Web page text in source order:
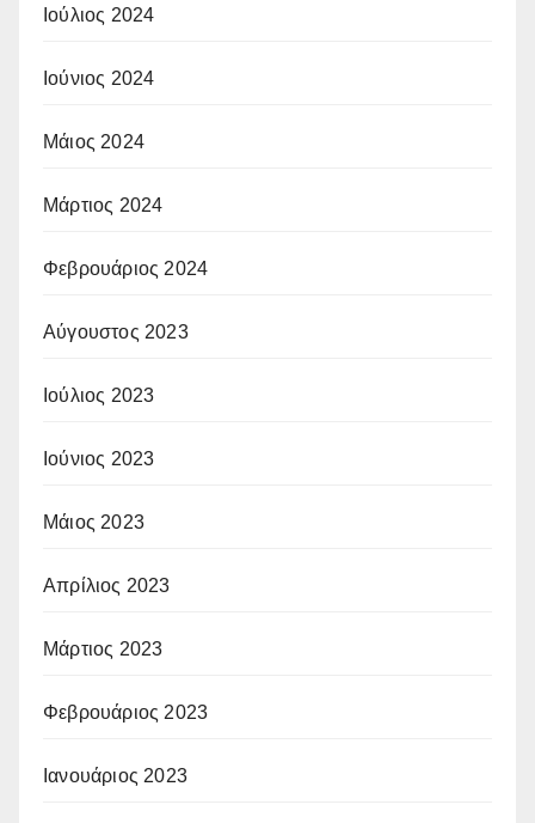
Ιούλιος 2024
Ιούνιος 2024
Μάιος 2024
Μάρτιος 2024
Φεβρουάριος 2024
Αύγουστος 2023
Ιούλιος 2023
Ιούνιος 2023
Μάιος 2023
Απρίλιος 2023
Μάρτιος 2023
Φεβρουάριος 2023
Ιανουάριος 2023